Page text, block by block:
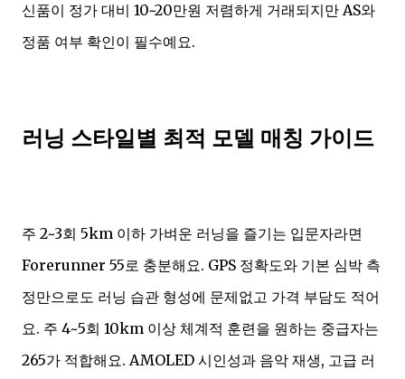
신품이 정가 대비 10~20만원 저렴하게 거래되지만 AS와
정품 여부 확인이 필수예요.
러닝 스타일별 최적 모델 매칭 가이드
주 2~3회 5km 이하 가벼운 러닝을 즐기는 입문자라면
Forerunner 55로 충분해요. GPS 정확도와 기본 심박 측
정만으로도 러닝 습관 형성에 문제없고 가격 부담도 적어
요. 주 4~5회 10km 이상 체계적 훈련을 원하는 중급자는
265가 적합해요. AMOLED 시인성과 음악 재생, 고급 러